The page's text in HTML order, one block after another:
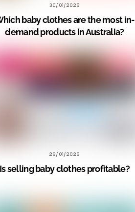
30/01/2026
baby clothes are the most in-
demand products in Australia?
26/01/2026
Is selling baby clothes profitable?